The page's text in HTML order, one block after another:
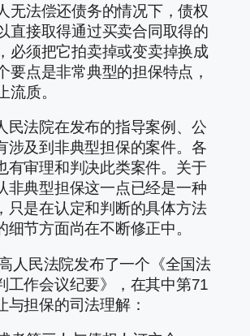
无法偿还债务的情况下，债权
直接取得通过买卖合同取得的
必须把它拍卖掉或变卖掉换成
要点是非常典型的担保特点，
流质。
民法院在发布的指导案例、公
涉及到非典型担保的案件。各
有审理和判决此类案件。关于
非典型担保这一点已经是一种
只是在认定和判断的具体方法
细节方面尚在不断修正中。
人民法院发布了一个《全国法
工作会议纪要》，在其中第71
与担保的司法理解：